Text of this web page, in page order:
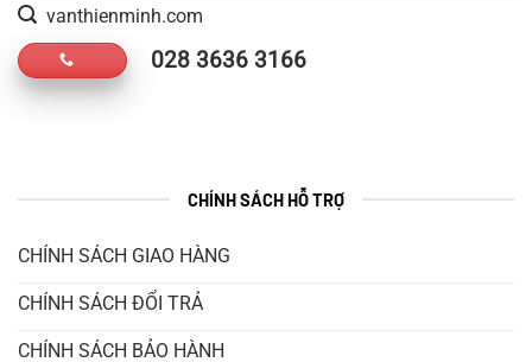
vanthienminh.com
028 3636 3166
CHÍNH SÁCH HỖ TRỢ
CHÍNH SÁCH GIAO HÀNG
CHÍNH SÁCH ĐỔI TRẢ
CHÍNH SÁCH BẢO HÀNH